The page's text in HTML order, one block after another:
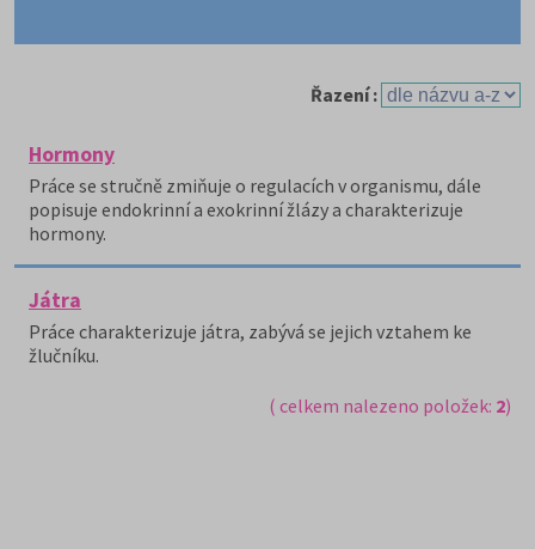
Řazení :
Hormony
Práce se stručně zmiňuje o regulacích v organismu, dále
popisuje endokrinní a exokrinní žlázy a charakterizuje
hormony.
Játra
Práce charakterizuje játra, zabývá se jejich vztahem ke
žlučníku.
( celkem nalezeno položek: 2)